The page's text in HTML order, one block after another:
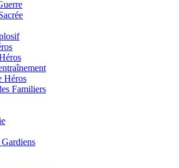
Héros
Familiers